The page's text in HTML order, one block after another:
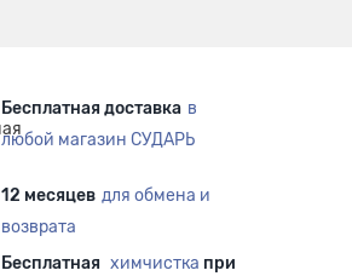
Бесплатная доставка в
любой магазин СУДАРЬ
12 месяцев для обмена и
возврата
Бесплатная химчистка при